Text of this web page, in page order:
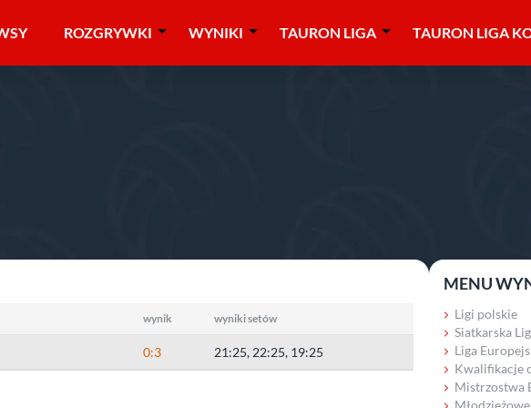
ROZGRYWKI WYNIKI TAURON LIGA TAURON LIGA
wynik wyniki setów
0:3 21:25, 22:25, 19:25
MENU
Ligi polskie
Siatkarska
Liga
Kwalifikacje
Mistrzostwa